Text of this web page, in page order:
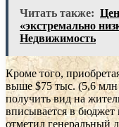
Читать также:
«экстремально
Недвижимость
Кроме того,
выше $75 тыс. (5,6 млн
получить вид на
вписывается в бюджет
отметил генеральный